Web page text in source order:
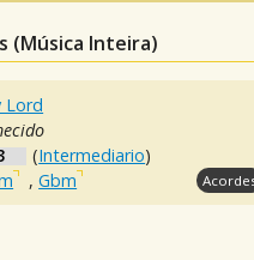
(Música Inteira)
Lord
(Intermediario)
,Gbm